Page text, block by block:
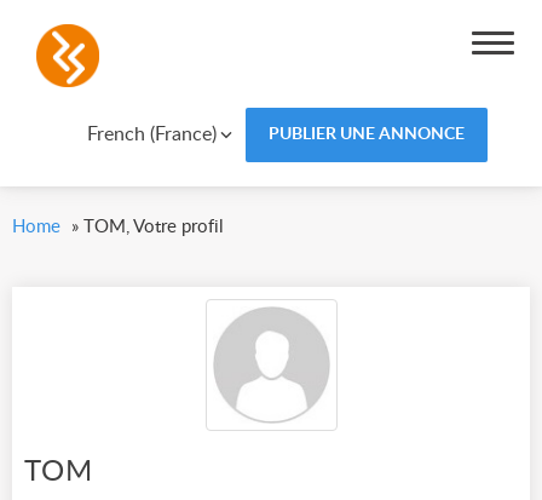
French (France) PUBLIER UNE ANNONCE
Home » TOM, Votre profil
TOM